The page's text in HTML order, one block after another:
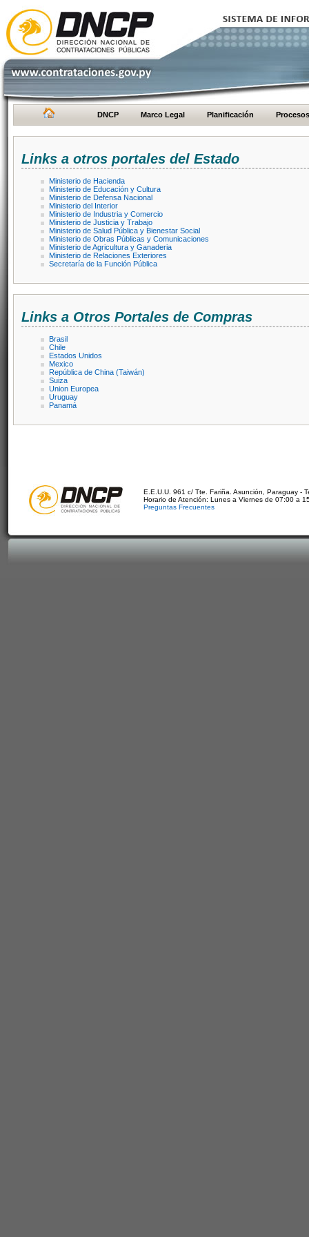
DNCP Marco Legal Planificación Procesos
Links a otros portales del Estado
Ministerio de Hacienda
Ministerio de Educación y Cultura
Ministerio de Defensa Nacional
Ministerio del Interior
Ministerio de Industria y Comercio
Ministerio de Justicia y Trabajo
Ministerio de Salud Pública y Bienestar Social
Ministerio de Obras Públicas y Comunicaciones
Ministerio de Agricultura y Ganaderia
Ministerio de Relaciones Exteriores
Secretaría de la Función Pública
Links a Otros Portales de Compras
Brasil
Chile
Estados Unidos
Mexico
República de China (Taiwán)
Suiza
Union Europea
Uruguay
Panamá
E.E.U.U. 961 c/ Tte. Fariña. Asunción, Paraguay -
Horario de Atención: Lunes a Viernes de 07:00 a
Preguntas Frecuentes